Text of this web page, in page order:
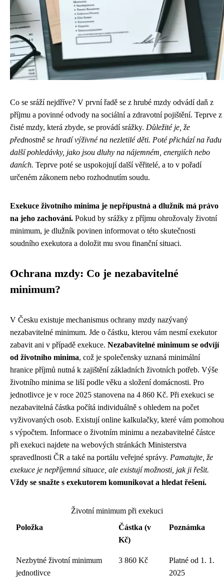
Co se sráží nejdříve? V první řadě se z hrubé mzdy odvádí daň z
příjmu a povinné odvody na sociální a zdravotní pojištění. Teprve z
čisté mzdy, která zbyde, se provádí srážky. Důležité je, že
přednostně se hradí výživné na nezletilé děti. Poté přichází na řadu
další pohledávky, jako jsou dluhy na nájemném, energiích nebo
daních. Teprve poté se uspokojují další věřitelé, a to v pořadí
určeném zákonem nebo rozhodnutím soudu.
Exekuce životního minima je nepřípustná a dlužník má právo
na jeho zachování. Pokud by srážky z příjmu ohrožovaly životní
minimum, je dlužník povinen informovat o této skutečnosti
soudního exekutora a doložit mu svou finanční situaci.
Ochrana mzdy: Co je nezabavitelné
minimum?
V Česku existuje mechanismus ochrany mzdy nazývaný
nezabavitelné minimum. Jde o částku, kterou vám nesmí exekutor
zabavit ani v případě exekuce. Nezabavitelné minimum se odvíjí
od životního minima, což je společensky uznaná minimální
hranice příjmů nutná k zajištění základních životních potřeb. Výše
životního minima se liší podle věku a složení domácnosti. Pro
jednotlivce je v roce 2025 stanovena na 4 860 Kč. Při exekuci se
nezabavitelná částka počítá individuálně s ohledem na počet
vyživovaných osob. Existují online kalkulačky, které vám pomohou
s výpočtem. Informace o životním minimu a nezabavitelné částce
při exekuci najdete na webových stránkách Ministerstva
spravedlnosti ČR a také na portálu veřejné správy. Pamatujte, že
exekuce je nepříjemná situace, ale existují možnosti, jak ji řešit.
Vždy se snažte s exekutorem komunikovat a hledat řešení.
Životní minimum při exekuci
Položka
Částka (v
Kč)
Poznámka
Nezbytné životní minimum
jednotlivce
3 860 Kč
Platné od 1. 1.
2025